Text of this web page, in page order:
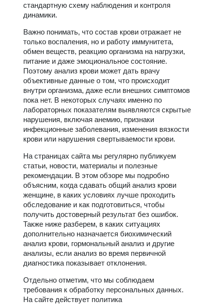
стандартную схему наблюдения и контроля
динамики.
Важно понимать, что состав крови отражает не
только воспаления, но и работу иммунитета,
обмен веществ, реакцию организма на нагрузки,
питание и даже эмоциональное состояние.
Поэтому анализ крови может дать врачу
объективные данные о том, что происходит
внутри организма, даже если внешних симптомов
пока нет. В некоторых случаях именно по
лабораторных показателям выявляются скрытые
нарушения, включая анемию, признаки
инфекционные заболевания, изменения вязкости
крови или нарушения свертываемости крови.
На страницах сайта мы регулярно публикуем
статьи, новости, материалы и полезные
рекомендации. В этом обзоре мы подробно
объясним, когда сдавать общий анализ крови
женщине, в каких условиях лучше проходить
обследование и как подготовиться, чтобы
получить достоверный результат без ошибок.
Также ниже разберем, в каких ситуациях
дополнительно назначается биохимический
анализ крови, гормональный анализ и другие
анализы, если анализ во время первичной
диагностика показывает отклонения.
Отдельно отметим, что мы соблюдаем
требования к обработку персональных данных.
На сайте действует политика